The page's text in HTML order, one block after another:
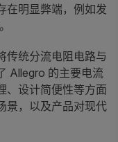
在明显弊端，例如发
传统分流电阻电路与
Allegro 的主要电流
、设计简便性等方面
景，以及产品对现代